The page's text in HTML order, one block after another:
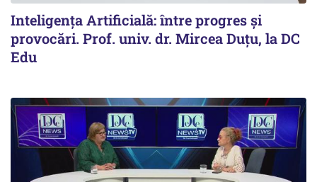
Inteligența Artificială: între progres și
provocări. Prof. univ. dr. Mircea Duțu, la DC
Edu